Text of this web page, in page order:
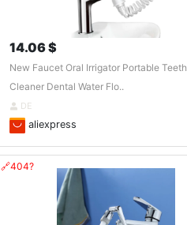
14.06 $
New Faucet Oral Irrigator Portable Teeth
Cleaner Dental Water Flo..
DE
aliexpress
🔗404?